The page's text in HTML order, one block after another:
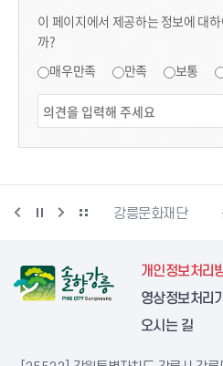
이 페이지에서 제공하는 정보에 대
까?
매우만족 만족 보통
학산업진흥원 강릉문화재단
개인정보처리
영상정보처리
오시는 길